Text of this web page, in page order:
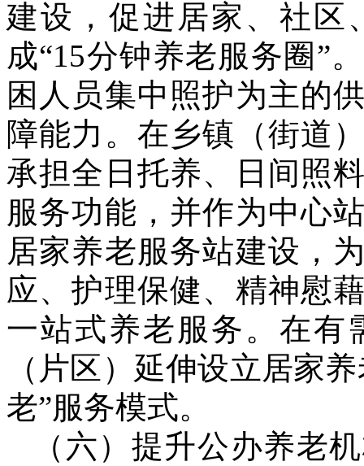
建设，促进居家、社区
成“15分钟养老服务圈”
困人员集中照护为主的
障能力。在乡镇（街道
承担全日托养、日间照
服务功能，并作为中心
居家养老服务站建设，
应、护理保健、精神慰
一站式养老服务。在有
（片区）延伸设立居家
老”服务模式。
（六）提升公办养老